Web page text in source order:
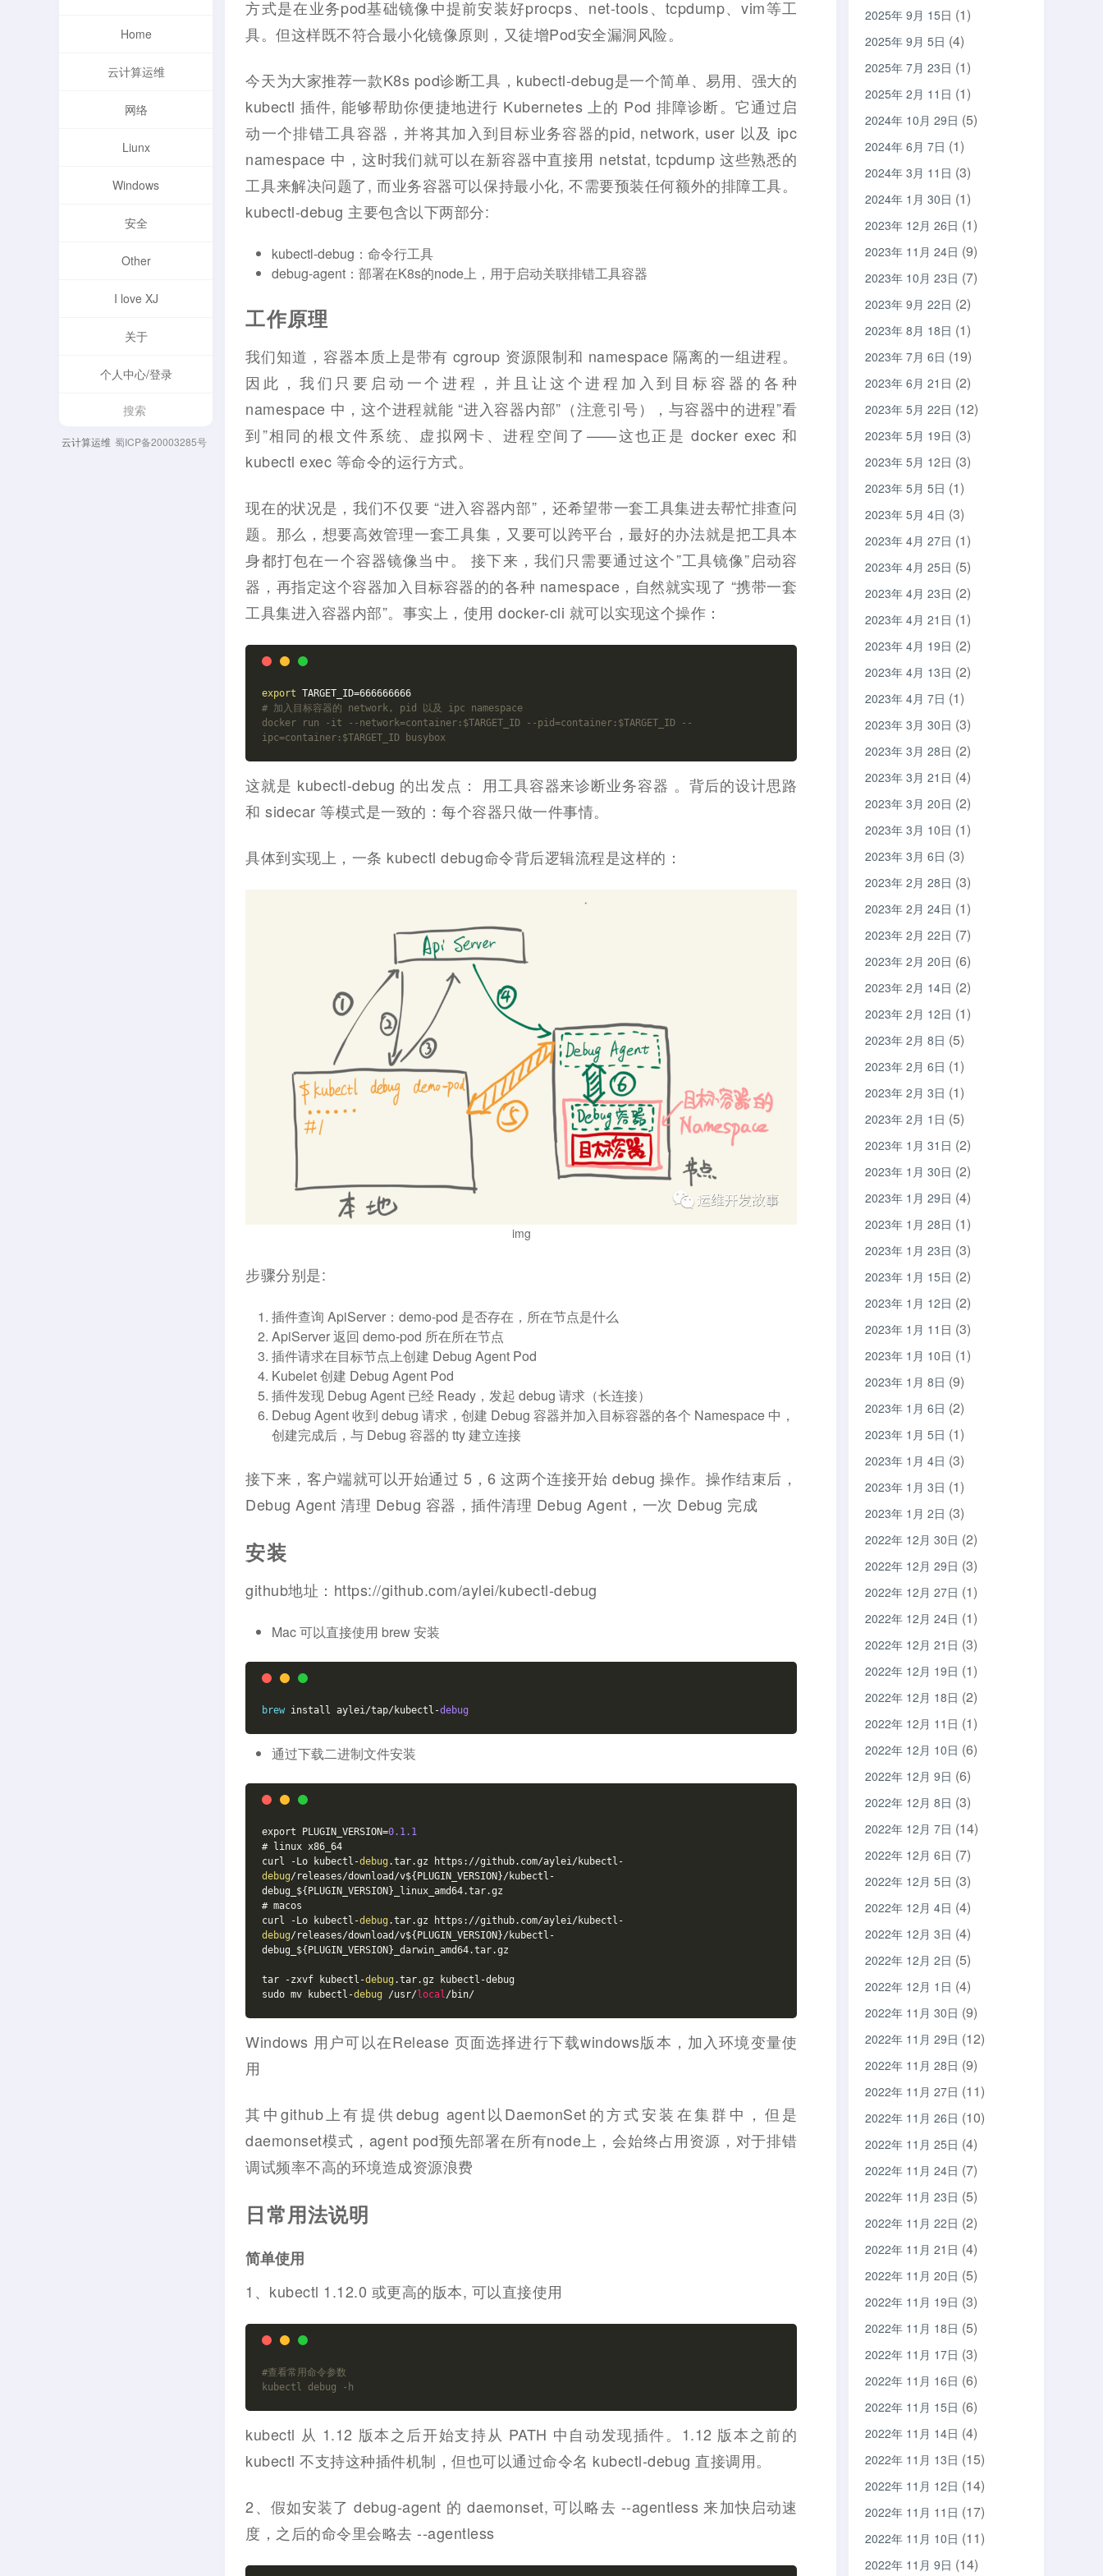
Home
云计算运维
网络
Liunx
Windows
安全
Other
I love XJ
关于
个人中心/登录
云计算运维 蜀ICP备20003285号
方式是在业务pod基础镜像中提前安装好procps、net-tools、tcpdump、vim等工
具。但这样既不符合最小化镜像原则，又徒增Pod安全漏洞风险。
今天为大家推荐一款K8s pod诊断工具，kubectl-debug是一个简单、易用、强大的
kubectl 插件, 能够帮助你便捷地进行 Kubernetes 上的 Pod 排障诊断。它通过启
动一个排错工具容器，并将其加入到目标业务容器的pid, network, user 以及 ipc
namespace 中，这时我们就可以在新容器中直接用 netstat, tcpdump 这些熟悉的
工具来解决问题了, 而业务容器可以保持最小化, 不需要预装任何额外的排障工具。
kubectl-debug 主要包含以下两部分:
kubectl-debug：命令行工具
debug-agent：部署在K8s的node上，用于启动关联排错工具容器
工作原理
我们知道，容器本质上是带有 cgroup 资源限制和 namespace 隔离的一组进程。
因此，我们只要启动一个进程，并且让这个进程加入到目标容器的各种
namespace 中，这个进程就能 “进入容器内部”（注意引号），与容器中的进程”看
到”相同的根文件系统、虚拟网卡、进程空间了——这也正是 docker exec 和
kubectl exec 等命令的运行方式。
现在的状况是，我们不仅要 “进入容器内部”，还希望带一套工具集进去帮忙排查问
题。那么，想要高效管理一套工具集，又要可以跨平台，最好的办法就是把工具本
身都打包在一个容器镜像当中。 接下来，我们只需要通过这个”工具镜像”启动容
器，再指定这个容器加入目标容器的的各种 namespace，自然就实现了 “携带一套
工具集进入容器内部”。事实上，使用 docker-cli 就可以实现这个操作：
export TARGET_ID=666666666
# 加入目标容器的 network, pid 以及 ipc namespace
docker run -it --network=container:$TARGET_ID --pid=container:$TARGET_ID --
ipc=container:$TARGET_ID busybox
这就是 kubectl-debug 的出发点： 用工具容器来诊断业务容器 。背后的设计思路
和 sidecar 等模式是一致的：每个容器只做一件事情。
具体到实现上，一条 kubectl debug命令背后逻辑流程是这样的：
img
步骤分别是:
插件查询 ApiServer：demo-pod 是否存在，所在节点是什么
ApiServer 返回 demo-pod 所在所在节点
插件请求在目标节点上创建 Debug Agent Pod
Kubelet 创建 Debug Agent Pod
插件发现 Debug Agent 已经 Ready，发起 debug 请求（长连接）
Debug Agent 收到 debug 请求，创建 Debug 容器并加入目标容器的各个 Namespace 中，
创建完成后，与 Debug 容器的 tty 建立连接
接下来，客户端就可以开始通过 5，6 这两个连接开始 debug 操作。操作结束后，
Debug Agent 清理 Debug 容器，插件清理 Debug Agent，一次 Debug 完成
安装
github地址：https://github.com/aylei/kubectl-debug
Mac 可以直接使用 brew 安装
brew install aylei/tap/kubectl-debug
通过下载二进制文件安装
export PLUGIN_VERSION=0.1.1
# linux x86_64
curl -Lo kubectl-debug .tar.gz https://github.com/aylei/kubectl-
debug/releases/download/v${PLUGIN_VERSION}/kubectl-
debug_${PLUGIN_VERSION}_linux_amd64.tar.gz
# macos
curl -Lo kubectl-debug .tar.gz https://github.com/aylei/kubectl-
debug/releases/download/v${PLUGIN_VERSION}/kubectl-
debug_${PLUGIN_VERSION}_darwin_amd64.tar.gz
tar -zxvf kubectl-debug .tar.gz kubectl-debug
sudo mv kubectl-debug /usr/local/bin/
Windows 用户可以在Release 页面选择进行下载windows版本，加入环境变量使
用
其中github上有提供debug agent以DaemonSet的方式安装在集群中，但是
daemonset模式，agent pod预先部署在所有node上，会始终占用资源，对于排错
调试频率不高的环境造成资源浪费
日常用法说明
简单使用
1、kubectl 1.12.0 或更高的版本, 可以直接使用
#查看常用命令参数
kubectl debug -h
kubectl 从 1.12 版本之后开始支持从 PATH 中自动发现插件。1.12 版本之前的
kubectl 不支持这种插件机制，但也可以通过命令名 kubectl-debug 直接调用。
2、假如安装了 debug-agent 的 daemonset, 可以略去 --agentless 来加快启动速
度，之后的命令里会略去 --agentless
2025年 9月 15日 (1)
2025年 9月 5日 (4)
2025年 7月 23日 (1)
2025年 2月 11日 (1)
2024年 10月 29日 (5)
2024年 6月 7日 (1)
2024年 3月 11日 (3)
2024年 1月 30日 (1)
2023年 12月 26日 (1)
2023年 11月 24日 (9)
2023年 10月 23日 (7)
2023年 9月 22日 (2)
2023年 8月 18日 (1)
2023年 7月 6日 (19)
2023年 6月 21日 (2)
2023年 5月 22日 (12)
2023年 5月 19日 (3)
2023年 5月 12日 (3)
2023年 5月 5日 (1)
2023年 5月 4日 (3)
2023年 4月 27日 (1)
2023年 4月 25日 (5)
2023年 4月 23日 (2)
2023年 4月 21日 (1)
2023年 4月 19日 (2)
2023年 4月 13日 (2)
2023年 4月 7日 (1)
2023年 3月 30日 (3)
2023年 3月 28日 (2)
2023年 3月 21日 (4)
2023年 3月 20日 (2)
2023年 3月 10日 (1)
2023年 3月 6日 (3)
2023年 2月 28日 (3)
2023年 2月 24日 (1)
2023年 2月 22日 (7)
2023年 2月 20日 (6)
2023年 2月 14日 (2)
2023年 2月 12日 (1)
2023年 2月 8日 (5)
2023年 2月 6日 (1)
2023年 2月 3日 (1)
2023年 2月 1日 (5)
2023年 1月 31日 (2)
2023年 1月 30日 (2)
2023年 1月 29日 (4)
2023年 1月 28日 (1)
2023年 1月 23日 (3)
2023年 1月 15日 (2)
2023年 1月 12日 (2)
2023年 1月 11日 (3)
2023年 1月 10日 (1)
2023年 1月 8日 (9)
2023年 1月 6日 (2)
2023年 1月 5日 (1)
2023年 1月 4日 (3)
2023年 1月 3日 (1)
2023年 1月 2日 (3)
2022年 12月 30日 (2)
2022年 12月 29日 (3)
2022年 12月 27日 (1)
2022年 12月 24日 (1)
2022年 12月 21日 (3)
2022年 12月 19日 (1)
2022年 12月 18日 (2)
2022年 12月 11日 (1)
2022年 12月 10日 (6)
2022年 12月 9日 (6)
2022年 12月 8日 (3)
2022年 12月 7日 (14)
2022年 12月 6日 (7)
2022年 12月 5日 (3)
2022年 12月 4日 (4)
2022年 12月 3日 (4)
2022年 12月 2日 (5)
2022年 12月 1日 (4)
2022年 11月 30日 (9)
2022年 11月 29日 (12)
2022年 11月 28日 (9)
2022年 11月 27日 (11)
2022年 11月 26日 (10)
2022年 11月 25日 (4)
2022年 11月 24日 (7)
2022年 11月 23日 (5)
2022年 11月 22日 (2)
2022年 11月 21日 (4)
2022年 11月 20日 (5)
2022年 11月 19日 (3)
2022年 11月 18日 (5)
2022年 11月 17日 (3)
2022年 11月 16日 (6)
2022年 11月 15日 (6)
2022年 11月 14日 (4)
2022年 11月 13日 (15)
2022年 11月 12日 (14)
2022年 11月 11日 (17)
2022年 11月 10日 (11)
2022年 11月 9日 (14)